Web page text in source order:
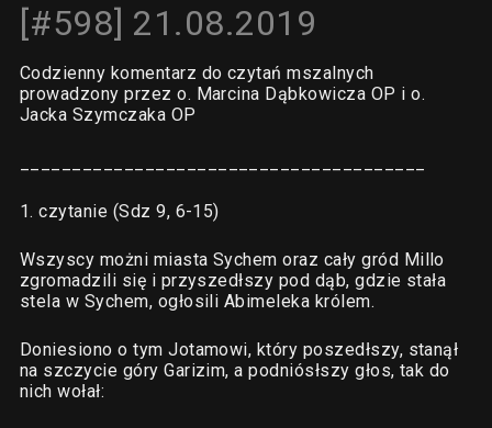
[#598] 21.08.2019
Codzienny komentarz do czytań mszalnych
prowadzony przez o. Marcina Dąbkowicza OP i o.
Jacka Szymczaka OP
1. czytanie (Sdz 9, 6-15)
Wszyscy możni miasta Sychem oraz cały gród Millo
zgromadzili się i przyszedłszy pod dąb, gdzie stała
stela w Sychem, ogłosili Abimeleka królem.
Doniesiono o tym Jotamowi, który poszedłszy, stanął
na szczycie góry Garizim, a podniósłszy głos, tak do
nich wołał: